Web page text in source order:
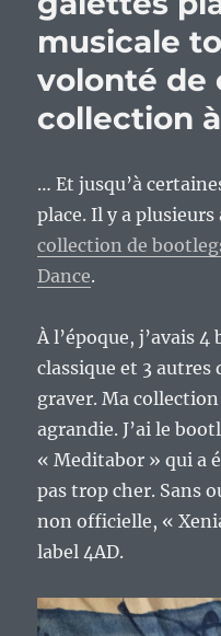
semaine…
musicale
volonté de
collection
… Et jusqu’à
place. Il y a
collection de
Dance.
À l’époque, j’avais
classique et 3 autres
graver. Ma
agrandie. J’ai le
« Meditabor » qui a
pas trop cher. Sans
non officielle, «
label 4AD.